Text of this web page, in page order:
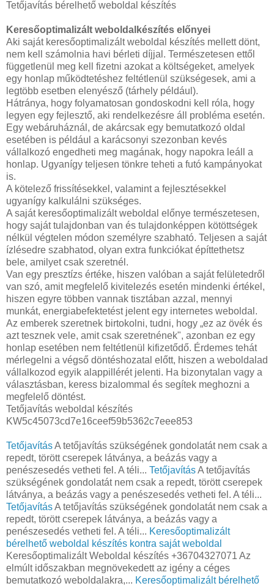
Tetőjavítás bérelhető weboldal készítés
Keresőoptimalizált weboldalkészítés előnyei
Aki saját keresőoptimalizált weboldal készítés mellett dönt,
nem kell számolnia havi bérleti díjjal. Természetesen ettől
függetlenül meg kell fizetni azokat a költségeket, amelyek
egy honlap működtetéshez feltétlenül szükségesek, ami a
legtöbb esetben elenyésző (tárhely például).
Hátránya, hogy folyamatosan gondoskodni kell róla, hogy
legyen egy fejlesztő, aki rendelkezésre áll probléma esetén.
Egy webáruháznál, de akárcsak egy bemutatkozó oldal
esetében is például a karácsonyi szezonban kevés
vállalkozó engedheti meg magának, hogy napokra leáll a
honlap. Ugyanígy teljesen tönkre teheti a futó kampányokat
is.
A kötelező frissítésekkel, valamint a fejlesztésekkel
ugyanígy kalkulálni szükséges.
A saját keresőoptimalizált weboldal előnye természetesen,
hogy saját tulajdonban van és tulajdonképpen kötöttségek
nélkül végtelen módon személyre szabható. Teljesen a saját
ízlésedre szabhatod, olyan extra funkciókat építtethetsz
bele, amilyet csak szeretnél.
Van egy presztízs értéke, hiszen valóban a saját felületedről
van szó, amit megfelelő kivitelezés esetén mindenki értékel,
hiszen egyre többen vannak tisztában azzal, mennyi
munkát, energiabefektetést jelent egy internetes weboldal.
Az emberek szeretnek birtokolni, tudni, hogy „ez az övék és
azt tesznek vele, amit csak szeretnének", azonban ez egy
honlap esetében nem feltétlenül kifizetődő. Érdemes tehát
mérlegelni a végső döntéshozatal előtt, hiszen a weboldalad
vállalkozod egyik alappillérét jelenti. Ha bizonytalan vagy a
választásban, keress bizalommal és segítek meghozni a
megfelelő döntést.
Tetőjavítás weboldal készítés
KW5c45073cd7e16ceef59b5362c7eee853
TetőjavításA tetőjavítás szükségének gondolatát nem csak a
repedt, törött cserepek látványa, a beázás vagy a
penészesedés vetheti fel. A téli... TetőjavításA tetőjavítás
szükségének gondolatát nem csak a repedt, törött cserepek
látványa, a beázás vagy a penészesedés vetheti fel. A téli...
TetőjavításA tetőjavítás szükségének gondolatát nem csak a
repedt, törött cserepek látványa, a beázás vagy a
penészesedés vetheti fel. A téli... Keresőoptimalizált
bérelhető weboldal készítés kontra saját weboldal
Keresőoptimalizált Weboldal készítés +36704327071 Az
elmúlt időszakban megnövekedett az igény a céges
bemutatkozó weboldalakra,... Keresőoptimalizált bérelhető